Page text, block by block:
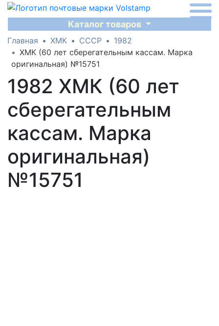
Каталог товаров
Главная ХМК СССР
1982
ХМК (60 лет сберегательным кассам. Марка
оригинальная) №15751
1982 ХМК (60 лет
сберегательным
кассам. Марка
оригинальная)
№15751